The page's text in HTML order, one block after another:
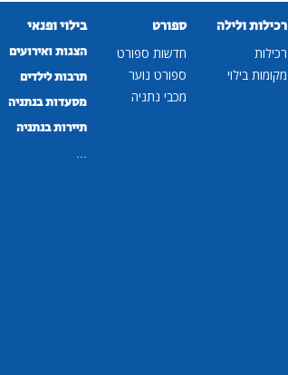
רכילות ולילה
רכילות
מקומות בילוי
ספורט
חדשות ספורט
ספורט נוער
מכבי נתניה
בילוי ופנאי
הצגות ואירועים
תרבות לילדים
מסעדות בנתניה
תיירות בנתניה
...